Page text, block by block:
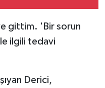
gittim. 'Bir sorun
ilgili tedavi
Derici,